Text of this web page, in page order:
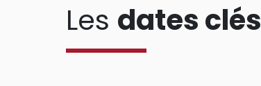
Les dates clés